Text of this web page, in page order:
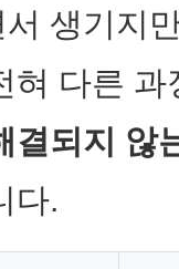
서 생기지
혀 다른
결되지 않
다.